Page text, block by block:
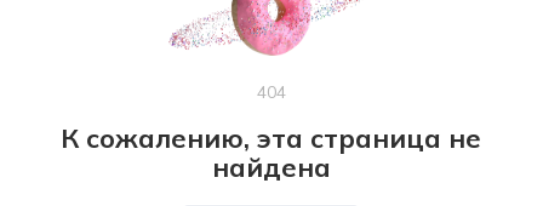
404
К сожалению, эта страница не
найдена